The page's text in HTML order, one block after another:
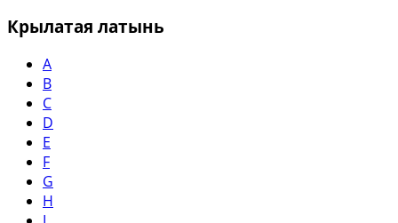
Крылатая латынь
A
B
C
D
E
F
G
H